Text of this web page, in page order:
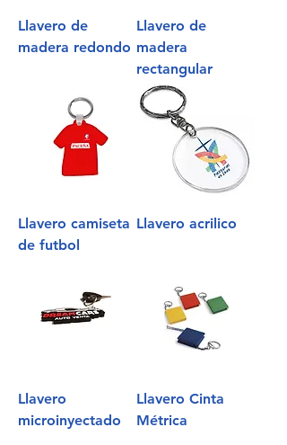
Llavero de
madera redondo
Llavero de
madera
rectangular
Llavero camiseta
de futbol
Llavero acrilico
Llavero
microinyectado
Llavero Cinta
Métrica